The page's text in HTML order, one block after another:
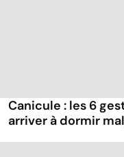
Canicule : les 6
arriver à dormir